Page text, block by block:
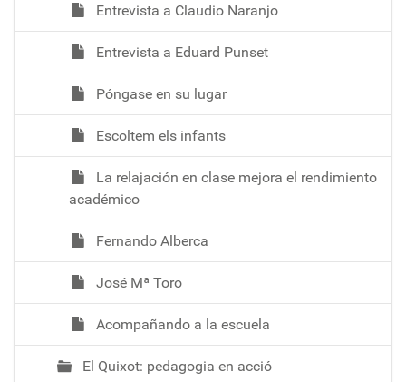
Entrevista a Claudio Naranjo
Entrevista a Eduard Punset
Póngase en su lugar
Escoltem els infants
La relajación en clase mejora el rendimiento
académico
Fernando Alberca
José Mª Toro
Acompañando a la escuela
El Quixot: pedagogia en acció